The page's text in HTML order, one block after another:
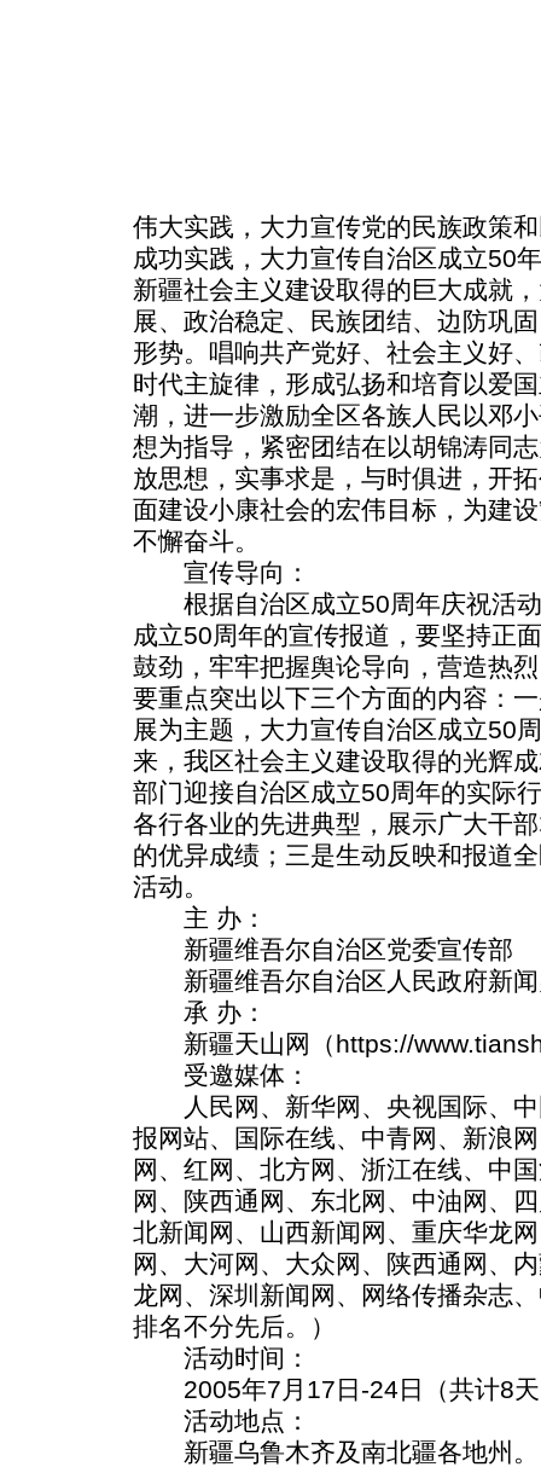
伟大实践，大力宣传党的民族政策
成功实践，大力宣传自治区成立50
新疆社会主义建设取得的巨大成就
展、政治稳定、民族团结、边防巩
形势。唱响共产党好、社会主义好
时代主旋律，形成弘扬和培育以爱
潮，进一步激励全区各族人民以邓
想为指导，紧密团结在以胡锦涛同
放思想，实事求是，与时俱进，开
面建设小康社会的宏伟目标，为建
不懈奋斗。
宣传导向：
根据自治区成立50周年庆祝活动
成立50周年的宣传报道，要坚持正
鼓劲，牢牢把握舆论导向，营造热
要重点突出以下三个方面的内容：
展为主题，大力宣传自治区成立50
来，我区社会主义建设取得的光辉
部门迎接自治区成立50周年的实际
各行各业的先进典型，展示广大干
的优异成绩；三是生动反映和报道
活动。
主 办：
新疆维吾尔自治区党委宣传部
新疆维吾尔自治区人民政府新闻
承 办：
新疆天山网（https://
受邀媒体：
人民网、新华网、央视国际、中
报网站、国际在线、中青网、新浪
网、红网、北方网、浙江在线、中
网、陕西通网、东北网、中油网、
北新闻网、山西新闻网、重庆华龙
网、大河网、大众网、陕西通网、
龙网、深圳新闻网、网络传播杂志
排名不分先后。）
活动时间：
2005年7月17日-24日（共计8
活动地点：
新疆乌鲁木齐及南北疆各地州。